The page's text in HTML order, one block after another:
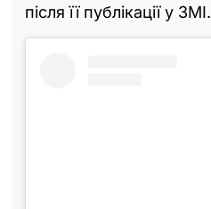
після її публікації у ЗМІ.